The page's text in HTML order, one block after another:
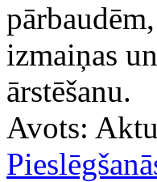
izmaiņas
ārstēšanu.
Avots: